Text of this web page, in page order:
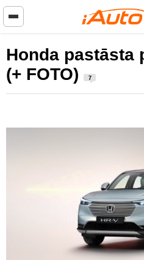
Honda pastāsta
(+ FOTO)
7